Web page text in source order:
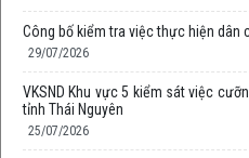
Công bố kiểm tra việc thực hiện dân
29/07/2026
VKSND Khu vực 5 kiểm sát việc
tỉnh Thái Nguyên
25/07/2026